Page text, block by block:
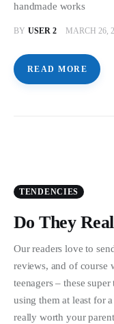
handmade works
BY USER 2 MARCH 26,
READ MORE
TENDENCIES
Do They
Our readers love to
reviews, and of course
teenagers – these
using them at least for
really worth your